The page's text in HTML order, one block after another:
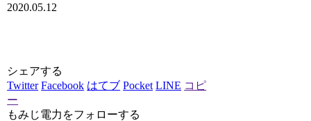
2020.05.12
シェアする
Twitter Facebook はてブ Pocket LINE コピ
ー
もみじ電力をフォローする